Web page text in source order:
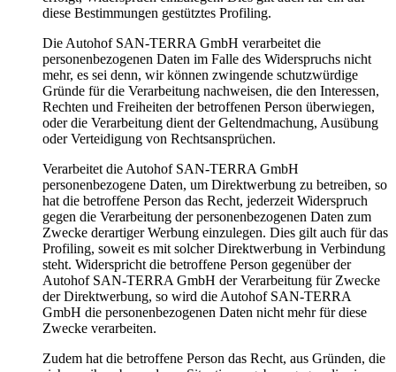
diese Bestimmungen gestütztes Profiling.
Die Autohof SAN-TERRA GmbH verarbeitet die
personenbezogenen Daten im Falle des Widerspruchs nicht
mehr, es sei denn, wir können zwingende schutzwürdige
Gründe für die Verarbeitung nachweisen, die den Interessen,
Rechten und Freiheiten der betroffenen Person überwiegen,
oder die Verarbeitung dient der Geltendmachung, Ausübung
oder Verteidigung von Rechtsansprüchen.
Verarbeitet die Autohof SAN-TERRA GmbH
personenbezogene Daten, um Direktwerbung zu betreiben, so
hat die betroffene Person das Recht, jederzeit Widerspruch
gegen die Verarbeitung der personenbezogenen Daten zum
Zwecke derartiger Werbung einzulegen. Dies gilt auch für das
Profiling, soweit es mit solcher Direktwerbung in Verbindung
steht. Widerspricht die betroffene Person gegenüber der
Autohof SAN-TERRA GmbH der Verarbeitung für Zwecke
der Direktwerbung, so wird die Autohof SAN-TERRA
GmbH die personenbezogenen Daten nicht mehr für diese
Zwecke verarbeiten.
Zudem hat die betroffene Person das Recht, aus Gründen, die